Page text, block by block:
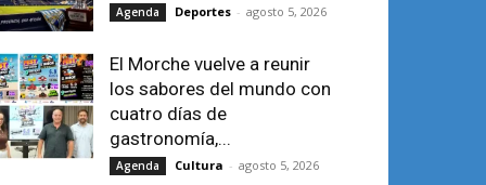
Agenda Deportes - agosto 5, 2026
El Morche vuelve a reunir
los sabores del mundo con
cuatro días de
gastronomía,...
Agenda Cultura - agosto 5, 2026